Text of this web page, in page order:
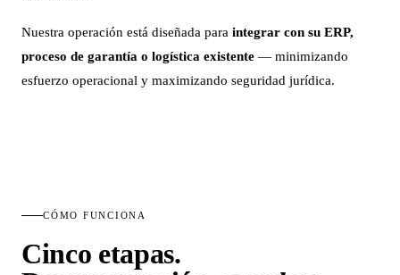
Nuestra operación está diseñada para integrar con su ERP,
proceso de garantía o logística existente — minimizando
esfuerzo operacional y maximizando seguridad jurídica.
CÓMO FUNCIONA
Cinco etapas.